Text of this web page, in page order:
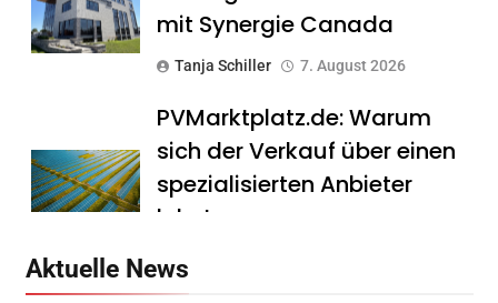
mit Synergie Canada
Tanja Schiller 7. August 2026
PVMarktplatz.de: Warum
sich der Verkauf über einen
spezialisierten Anbieter
lohnt
Aktuelle News